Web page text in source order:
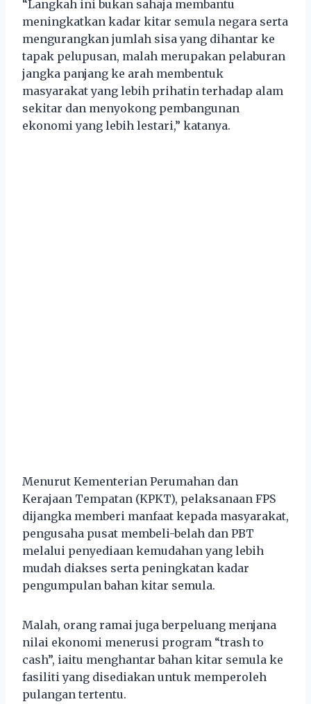
“Langkah ini bukan sahaja membantu
meningkatkan kadar kitar semula negara serta
mengurangkan jumlah sisa yang dihantar ke
tapak pelupusan, malah merupakan pelaburan
jangka panjang ke arah membentuk
masyarakat yang lebih prihatin terhadap alam
sekitar dan menyokong pembangunan
ekonomi yang lebih lestari,” katanya.
Menurut Kementerian Perumahan dan
Kerajaan Tempatan (KPKT), pelaksanaan FPS
dijangka memberi manfaat kepada masyarakat,
pengusaha pusat membeli-belah dan PBT
melalui penyediaan kemudahan yang lebih
mudah diakses serta peningkatan kadar
pengumpulan bahan kitar semula.
Malah, orang ramai juga berpeluang menjana
nilai ekonomi menerusi program “trash to
cash”, iaitu menghantar bahan kitar semula ke
fasiliti yang disediakan untuk memperoleh
pulangan tertentu.